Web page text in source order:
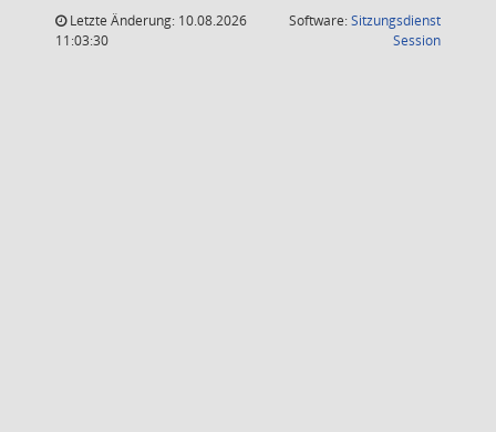
Letzte Änderung: 10.08.2026
11:03:30
Software:Sitzungsdienst
Session(Wird in